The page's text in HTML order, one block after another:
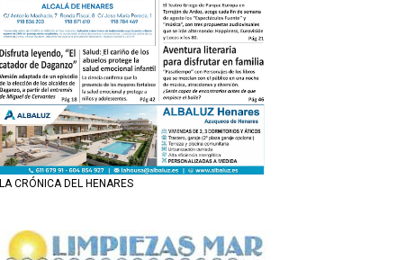
LA CRÓNICA DEL HENARES